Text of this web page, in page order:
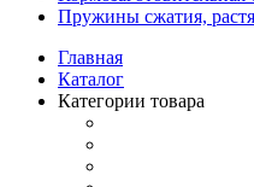
Пружины сжатия,
Главная
Каталог
Категории товара